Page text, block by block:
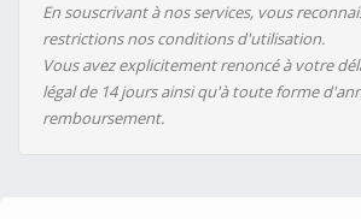
En souscrivant à nos services, vous
restrictions nos conditions d'utilisation.
Vous avez explicitement renoncé à votre
légal de 14 jours ainsi qu'à toute forme
remboursement.